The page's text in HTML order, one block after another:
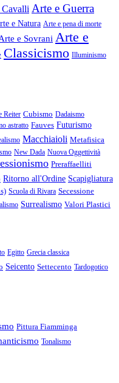
Cavalli Arte e Guerra
e Natura Arte e pena di morte
e Sovrani Arte e
Classicismo Illuminismo
Reiter Cubismo Dadaismo
astratto Fauves Futurismo
Macchiaioli Metafisica
New Dada Nuova Oggettività
Preraffaelliti
Ritorno all'Ordine Scapigliatura
Scuola di Rivara Secessione
Surrealismo Valori Plastici
Egitto Grecia classica
Seicento Settecento Tardogotico
Pittura Fiamminga
Tonalismo